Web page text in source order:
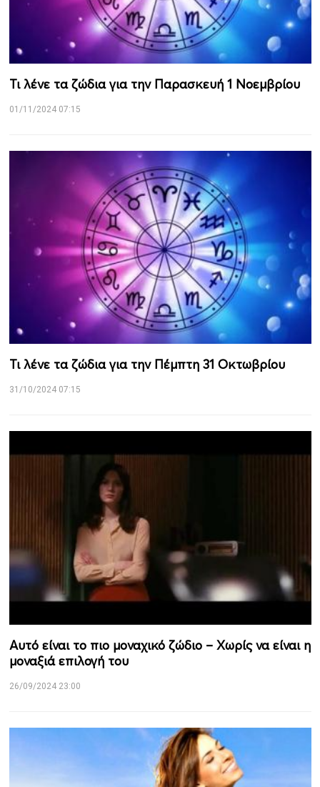
Τι λένε τα ζώδια για την Παρασκευή 1 Νοεμβρίου
01/11/2024 07:15
Τι λένε τα ζώδια για την Πέμπτη 31 Οκτωβρίου
31/10/2024 07:15
Αυτό είναι το πιο μοναχικό ζώδιο – Χωρίς να είναι η
μοναξιά επιλογή του
26/09/2024 23:00